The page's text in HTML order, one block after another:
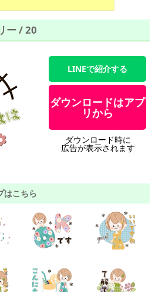
ー / 20
LINEで紹介する
ダウンロードはアプ
リから
ダウンロード時に
広告が表示されます
はこちら